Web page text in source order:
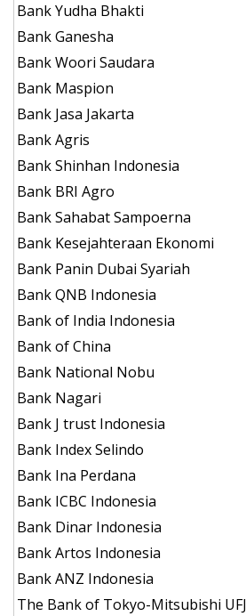
Bank Yudha Bhakti
Bank Ganesha
Bank Woori Saudara
Bank Maspion
Bank Jasa Jakarta
Bank Agris
Bank Shinhan Indonesia
Bank BRI Agro
Bank Sahabat Sampoerna
Bank Kesejahteraan Ekonomi
Bank Panin Dubai Syariah
Bank QNB Indonesia
Bank of India Indonesia
Bank of China
Bank National Nobu
Bank Nagari
Bank J trust Indonesia
Bank Index Selindo
Bank Ina Perdana
Bank ICBC Indonesia
Bank Dinar Indonesia
Bank Artos Indonesia
Bank ANZ Indonesia
The Bank of Tokyo-Mitsubishi UFJ